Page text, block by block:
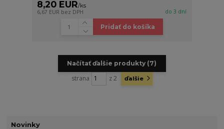
8,20 EUR/ks
6,67 EUR bez DPH do 3 dní
Pridať do košíka
Načítať ďalšie produkty (7)
strana z 2 ďalšie
Novinky